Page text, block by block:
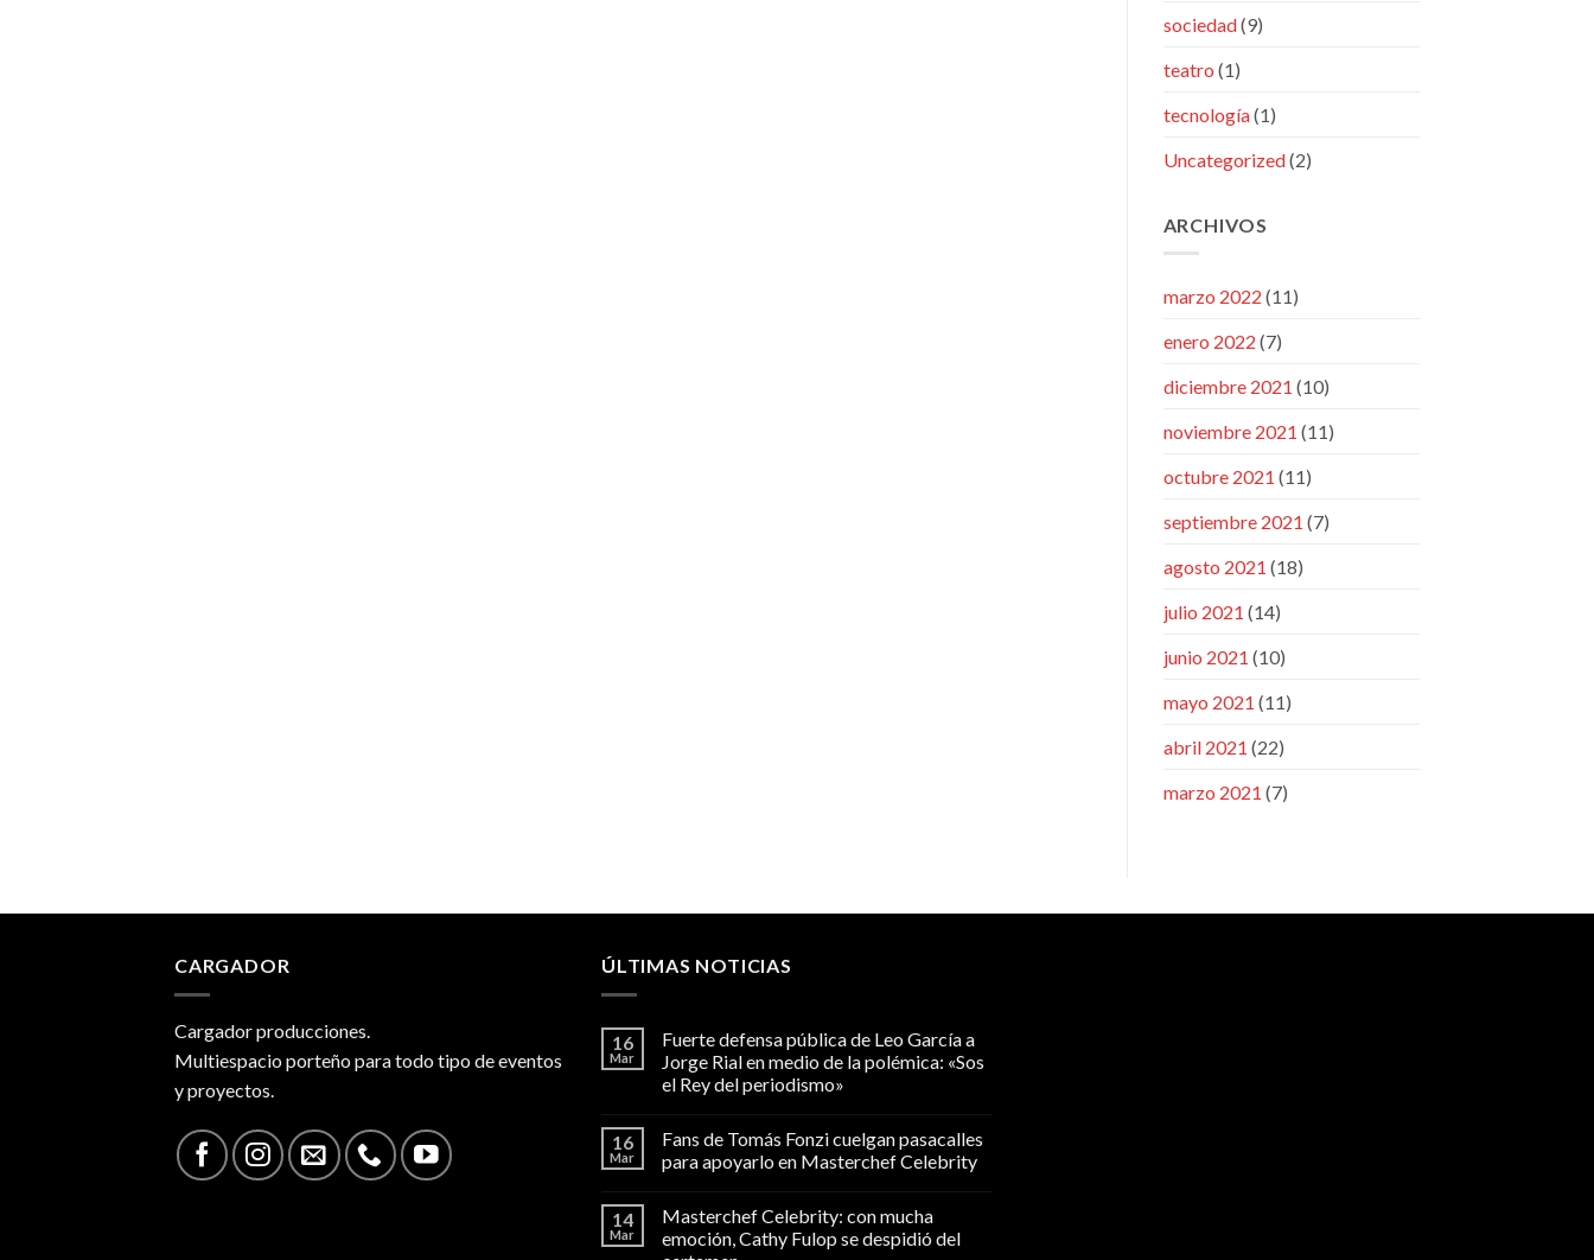
sociedad(9)
teatro (1)
tecnología(1)
Uncategorized(2)
ARCHIVOS
marzo 2022 (11)
enero 2022 (7)
diciembre 2021 (10)
noviembre 2021 (11)
octubre 2021 (11)
septiembre 2021 (7)
agosto 2021 (18)
julio 2021 (14)
junio 2021 (10)
mayo 2021 (11)
abril 2021 (22)
marzo 2021 (7)
CARGADOR
Cargador producciones.
Multiespacio porteño para todo tipo de eventos
y proyectos.
ÚLTIMAS NOTICIAS
16
Mar
Fuerte defensa pública de Leo García a
Jorge Rial en medio de la polémica: «Sos
el Rey del periodismo»
16
Mar
Fans de Tomás Fonzi cuelgan pasacalles
para apoyarlo en Masterchef Celebrity
14
Mar
Masterchef Celebrity: con mucha
emoción, Cathy Fulop se despidió del